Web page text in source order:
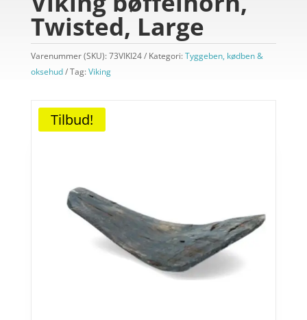
Twisted, Large
Varenummer (SKU):73VIKI24 Kategori:Tyggeben, kødben &
oksehud
Tag:Viking
Tilbud!